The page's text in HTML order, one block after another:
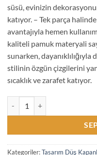
süsü, evinizin
katıyor. – Tek parça
avantajıyla hemen
kaliteli pamuk materyali
sunarken, dayanıklılığıyla
stilinin özgün çizgilerini
sıcaklık ve zarafet katıyor.
Kategoriler:Tasarım Düş